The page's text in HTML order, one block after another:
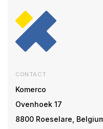
CONTACT
Komerco
Ovenhoek 17
8800 Roeselare,